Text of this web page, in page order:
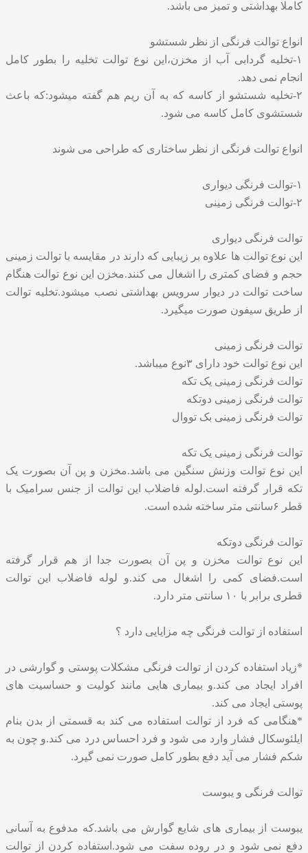
کاملا بهداشتی و تمیز می باشد.
انواع توالت فرنگی از نظر شستشو
۱-تخلیه گردابی آب از مخزن،این نوع توالت تخلیه را بطور کامل
انجام نمی دهد.
۲-تخلیه شستشو از کاسه که به آن ریم هم گفته میشود:که باعث
شستشوی کامل کاسه می شود.
انواع توالت فرنگی از نظر ساختاری که طراحی می شوند
۱-توالت فرنگی دیواری
۲-توالت فرنگی زمینی
توالت فرنگی دیواری
این نوع توالت ها علاوه بر زیبایی که دارند در مقایسه با توالت زمینی
حجم و فضای کمتری را اشغال می کنند.مخزن این نوع توالت هنگام
ساخت توالت در دیوار سرویس بهداشتی نصب میشود.تخلیه توالت
از طریق سیفون صورت میگیرد.
توالت فرنگی زمینی
این نوع توالت خود دارای ۳نوع میباشد.
توالت فرنگی زمینی یک تکه
توالت فرنگی زمینی دوتکه
توالت فرنگی زمینی بک تووال
توالت فرنگی زمینی یک تکه
این نوع توالت وزنش سنگین می باشد.مخزن و پن آن بصورت یک
تکه قرار گرفته است.لوله فاضلاب این توالت از جنس سرامیک با
قطر ۶سانتی متر ساخته شده است.
توالت فرنگی دوتکه
این نوع توالت مخزن و پن آن بصورت جدا از هم قرار گرفته
است.فضای کمی را اشغال می کند.و لوله فاضلاب این توالت
قطری برابر با ۱۰ سانتی متر دارد.
استفاده از توالت فرنگی چه مزایایی دارد ؟
*زیاد استفاده کردن از توالت فرنگی مشکلات پوستی و گوارشی در
افراد ایجاد می کند.و بیماری هایی مانند کولیت و حساسیت های
پوستی ایجاد می کند.
*هنگامی که فرد از توالت استفاده می کند به قسمتی از بدن بنام
ایلئوسکال فشار وارد می شود و فرد احساس درد می کند.و چون به
شکم فشار می آید دفع بطور کامل صورت نمی گیرد.
توالت فرنگی و یبوست
یبوست از بیماری های شایع گوارش می باشد.که مدفوع به آسانی
دفع نمی شود و در روده سفت می شود.استفاده کردن از توالت